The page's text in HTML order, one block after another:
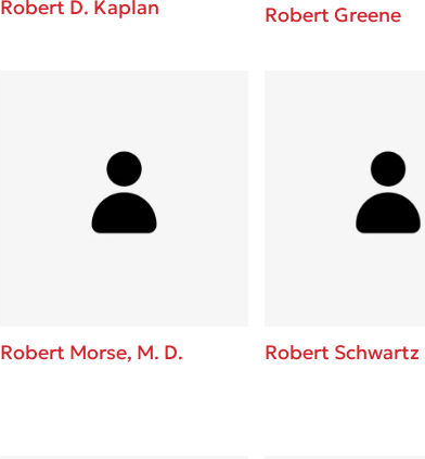
Robert D. Kaplan Robert Greene
Robert Morse, M. D.
Robert Schwartz